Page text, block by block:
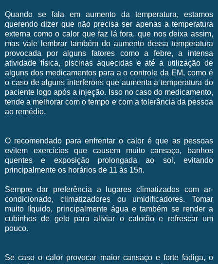
Quando se fala em aumento da temperatura, estamos
querendo dizer que não precisa ser apenas a temperatura
externa como o calor que faz lá fora, que nos deixa assim,
mas vale lembrar também do aumento dessa temperatura
provocada por alguns fatores como a febre, a intensa
atividade física, piscinas aquecidas e até a utilização de
alguns dos medicamentos para a o controle da EM, como é
o caso de alguns interferons que aumenta a temperatura do
paciente logo após a injeção. Isso no caso do medicamento,
tende a melhorar com o tempo e com a tolerância da pessoa
ao remédio.
O recomendado para enfrentar o calor é que as pessoas
evitem exercícios que causem muito cansaço, banhos
quentes e exposição prolongada ao sol, evitando
principalmente os horários de 11 às 15h.
Sempre dar preferência a lugares climatizados com ar-
condicionado, climatizadores ou umidificadores. Tomar
muito líquido, principalmente água e também se render a
cubinhos de gelo para aliviar o calorão e refrescar um
pouco.
Se caso o calor provocar maior cansaço e forte fadiga, o